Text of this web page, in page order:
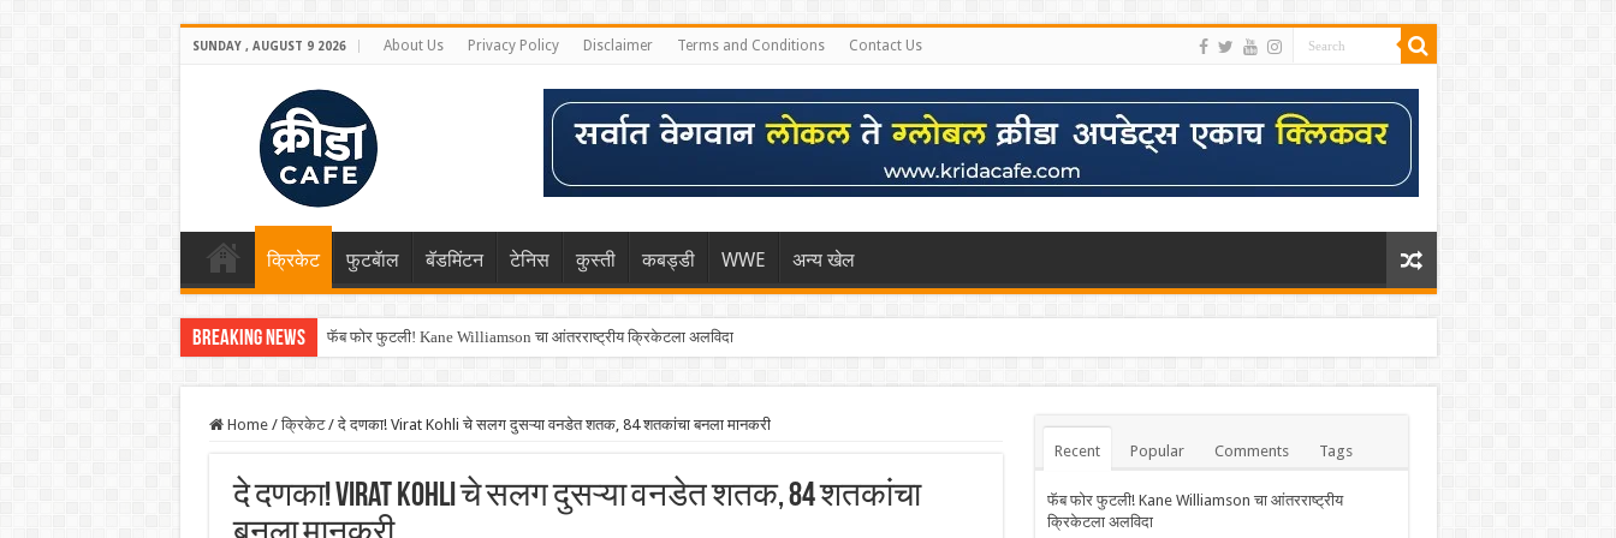
SUNDAY , AUGUST 9 2026 About Us Privacy Policy Disclaimer Terms and Conditions Contact Us
क्रिकेट फुटबॅाल बॅडमिंटन टेनिस कुस्ती कबड्डी WWE अन्य खेल
Breaking News फॅब फोर फुटली! Kane Williamson चा आंतरराष्ट्रीय क्रिकेटला अलविदा
Home / क्रिकेट / दे दणका! Virat Kohli चे सलग दुसऱ्या वनडेत शतक, 84 शतकांचा बनला मानकरी
दे दणका! Virat Kohli चे सलग दुसऱ्या वनडेत शतक, 84 शतकांचा
Recent Popular Comments Tags
फॅब फोर फुटली! Kane Williamson चा आंतरराष्ट्रीय
क्रिकेटला अलविदा